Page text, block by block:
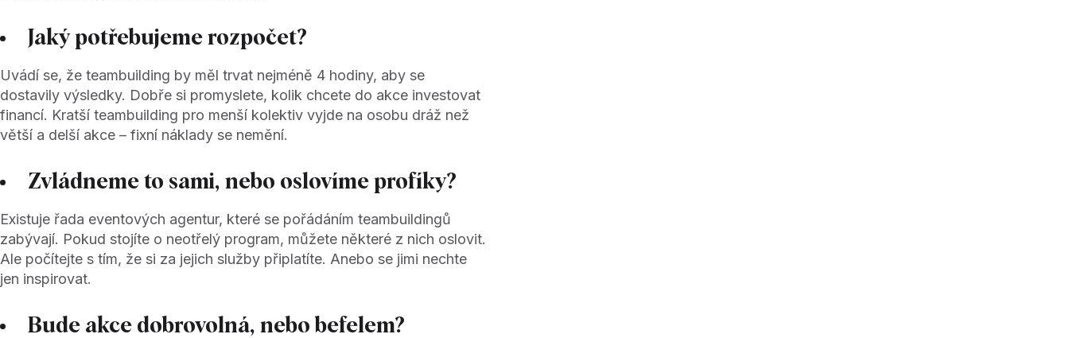
Jaký potřebujeme rozpočet?
Uvádí se, že teambuilding by měl trvat nejméně 4 hodiny, aby se
dostavily výsledky. Dobře si promyslete, kolik chcete do akce investovat
financí. Kratší teambuilding pro menší kolektiv vyjde na osobu dráž než
větší a delší akce – fixní náklady se nemění.
Zvládneme to sami, nebo oslovíme profíky?
Existuje řada eventových agentur, které se pořádáním teambuildingů
zabývají. Pokud stojíte o neotřelý program, můžete některé z nich oslovit.
Ale počítejte s tím, že si za jejich služby připlatíte. Anebo se jimi nechte
jen inspirovat.
Bude akce dobrovolná, nebo befelem?